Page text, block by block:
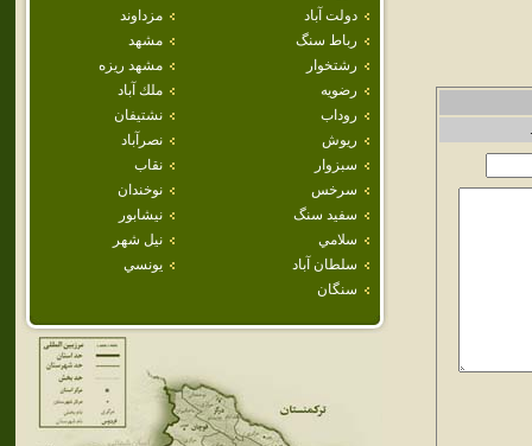
دولت آباد
مزداوند
رباط سنگ
مشهد
رشتخوار
مشهد ريزه
رضويه
ملك آباد
روداب
نشتيفان
ريوش
نصرآباد
سبزوار
نقاب
سرخس
نوخندان
سفيد سنگ
نيشابور
سلامي
نيل شهر
سلطان آباد
يونسي
سنگان